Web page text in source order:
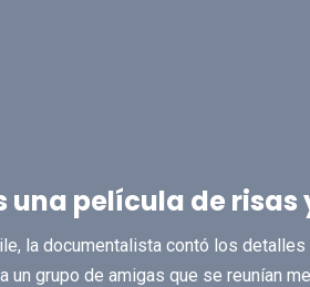
una película de risas
la documentalista contó los detalles
un grupo de amigas que se reunían